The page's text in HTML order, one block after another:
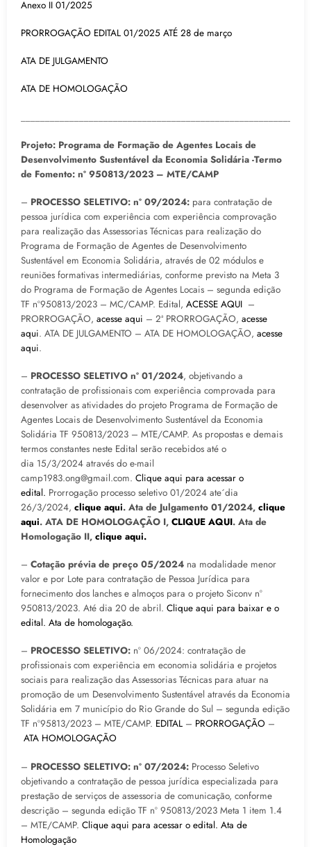
Anexo II 01/2025
PRORROGAÇÃO EDITAL 01/2025 ATÉ 28 de março
ATA DE JULGAMENTO
ATA DE HOMOLOGAÇÃO
Projeto: Programa de Formação de Agentes Locais de
Desenvolvimento Sustentável da Economia Solidária -Termo
de Fomento: nº 950813/2023 – MTE/CAMP
– PROCESSO SELETIVO: nº 09/2024: para contratação de
pessoa jurídica com experiência com experiência comprovação
para realização das Assessorias Técnicas para realização do
Programa de Formação de Agentes de Desenvolvimento
Sustentável em Economia Solidária, através de 02 módulos e
reuniões formativas intermediárias, conforme previsto na Meta 3
do Programa de Formação de Agentes Locais – segunda edição
TF nº950813/2023 – MC/CAMP. Edital, ACESSE AQUI –
PRORROGAÇÃO, acesse aqui – 2ª PRORROGAÇÃO, acesse
aqui. ATA DE JULGAMENTO – ATA DE HOMOLOGAÇÃO, acesse
aqui.
– PROCESSO SELETIVO nº 01/2024, objetivando a
contratação de profissionais com experiência comprovada para
desenvolver as atividades do projeto Programa de Formação de
Agentes Locais de Desenvolvimento Sustentável da Economia
Solidária TF 950813/2023 – MTE/CAMP. As propostas e demais
termos constantes neste Edital serão recebidos até o
dia 15/3/2024 através do e-mail
camp1983.ong@gmail.com. Clique aqui para acessar o
edital. Prorrogação processo seletivo 01/2024 ate´dia
26/3/2024, clique aqui. Ata de Julgamento 01/2024, clique
aqui. ATA DE HOMOLOGAÇÃO I, CLIQUE AQUI. Ata de
Homologação II, clique aqui.
– Cotação prévia de preço 05/2024 na modalidade menor
valor e por Lote para contratação de Pessoa Jurídica para
fornecimento dos lanches e almoços para o projeto Siconv nº
950813/2023. Até dia 20 de abril. Clique aqui para baixar e o
edital. Ata de homologação.
– PROCESSO SELETIVO: nº 06/2024: contratação de
profissionais com experiência em economia solidária e projetos
sociais para realização das Assessorias Técnicas para atuar na
promoção de um Desenvolvimento Sustentável através da Economia
Solidária em 7 município do Rio Grande do Sul – segunda edição
TF nº95813/2023 – MTE/CAMP. EDITAL – PRORROGAÇÃO –
ATA HOMOLOGAÇÃO
– PROCESSO SELETIVO: nº 07/2024: Processo Seletivo
objetivando a contratação de pessoa jurídica especializada para
prestação de serviços de assessoria de comunicação, conforme
descrição – segunda edição TF nº 950813/2023 Meta 1 item 1.4
– MTE/CAMP. Clique aqui para acessar o edital. Ata de
Homologação